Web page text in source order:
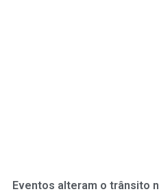
Eventos alteram o trânsito